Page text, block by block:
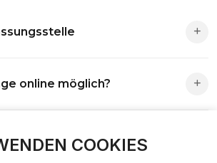
COOKIES
an die richtige Stelle weitergeleitet.
online möglich?
mit Erstzulassung vor dem
Zulassung?